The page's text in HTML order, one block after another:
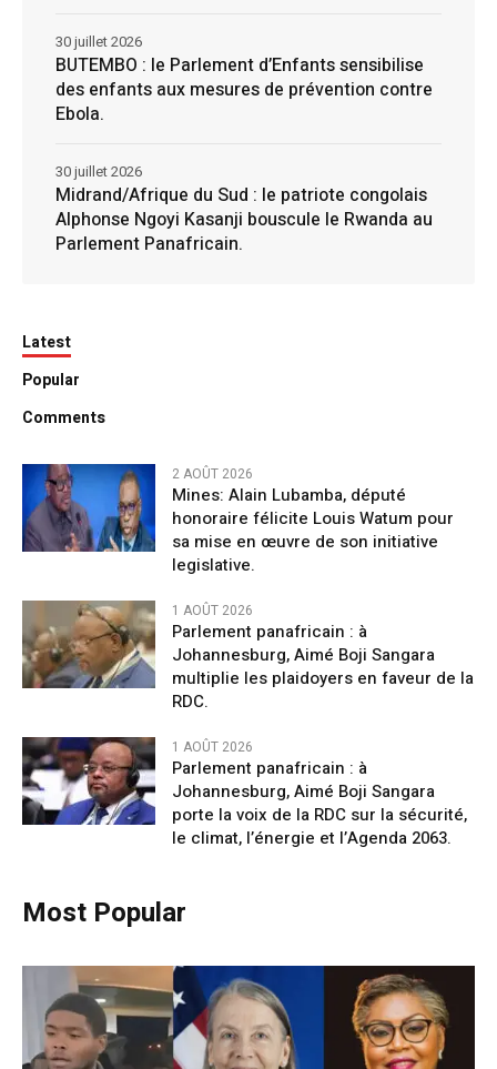
BUTEMBO : le Parlement d’Enfants sensibilise
des enfants aux mesures de prévention contre
Ebola.
30 juillet 2026
Midrand/Afrique du Sud : le patriote congolais
Alphonse Ngoyi Kasanji bouscule le Rwanda au
Parlement Panafricain.
30 juillet 2026
Latest
Popular
Comments
2 AOÛT 2026
Mines: Alain Lubamba, député
honoraire félicite Louis Watum pour
sa mise en œuvre de son initiative
legislative.
1 AOÛT 2026
Parlement panafricain : à
Johannesburg, Aimé Boji Sangara
multiplie les plaidoyers en faveur de la
RDC.
1 AOÛT 2026
Parlement panafricain : à
Johannesburg, Aimé Boji Sangara
porte la voix de la RDC sur la sécurité,
le climat, l’énergie et l’Agenda 2063.
Most Popular